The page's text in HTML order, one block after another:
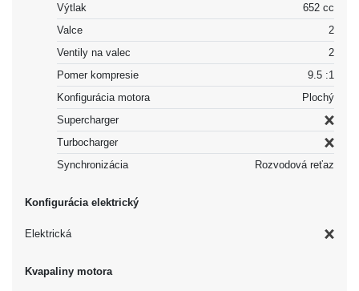
Výtlak
652 cc
Valce
2
Ventily na valec
2
Pomer kompresie
9.5 :1
Konfigurácia motora
Plochý
Supercharger
Turbocharger
Synchronizácia
Rozvodová reťaz
Konfigurácia elektrický
Elektrická
Kvapaliny motora